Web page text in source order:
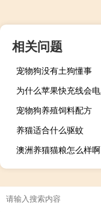
相关问题
宠物狗没有土狗懂事
宠物狗养殖饲料配方
养猫适合什么驱蚊
澳洲养猫猫粮怎么样啊